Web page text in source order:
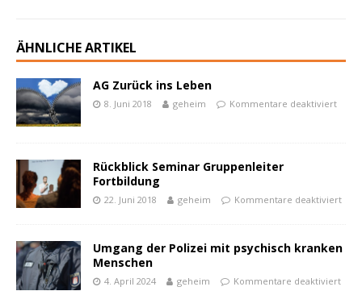
ÄHNLICHE ARTIKEL
AG Zurück ins Leben
8. Juni 2018 geheim Kommentare deaktiviert
Rückblick Seminar Gruppenleiter
Fortbildung
22. Juni 2018 geheim Kommentare deaktiviert
Umgang der Polizei mit psychisch kranken
Menschen
4. April 2024 geheim Kommentare deaktiviert